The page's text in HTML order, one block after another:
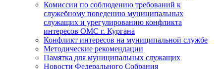
Комиссии по соблюдению требований к
служебному поведению муниципальных
служащих и урегулированию конфликта
интересов ОМС г. Кургана
Конфликт интересов на муниципальной службе
Методические рекомендации
Памятка для муниципальных служащих
Новости Федерального Cобрания